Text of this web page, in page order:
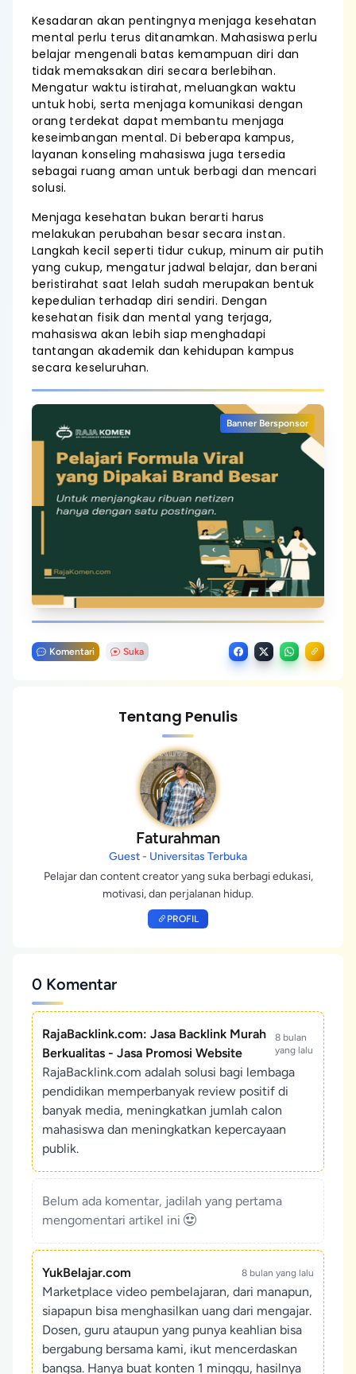
Kesadaran akan pentingnya menjaga kesehatan
mental perlu terus ditanamkan. Mahasiswa perlu
belajar mengenali batas kemampuan diri dan
tidak memaksakan diri secara berlebihan.
Mengatur waktu istirahat, meluangkan waktu
untuk hobi, serta menjaga komunikasi dengan
orang terdekat dapat membantu menjaga
keseimbangan mental. Di beberapa kampus,
layanan konseling mahasiswa juga tersedia
sebagai ruang aman untuk berbagi dan mencari
solusi.
Menjaga kesehatan bukan berarti harus
melakukan perubahan besar secara instan.
Langkah kecil seperti tidur cukup, minum air putih
yang cukup, mengatur jadwal belajar, dan berani
beristirahat saat lelah sudah merupakan bentuk
kepedulian terhadap diri sendiri. Dengan
kesehatan fisik dan mental yang terjaga,
mahasiswa akan lebih siap menghadapi
tantangan akademik dan kehidupan kampus
secara keseluruhan.
Banner Bersponsor
Komentari Suka
Tentang Penulis
Faturahman
Guest - Universitas Terbuka
Pelajar dan content creator yang suka berbagi edukasi,
motivasi, dan perjalanan hidup.
PROFIL
0 Komentar
RajaBacklink.com: Jasa Backlink Murah
Berkualitas - Jasa Promosi Website
8 bulan
yang lalu
RajaBacklink.com adalah solusi bagi lembaga
pendidikan memperbanyak review positif di
banyak media, meningkatkan jumlah calon
mahasiswa dan meningkatkan kepercayaan
publik.
Belum ada komentar, jadilah yang pertama
mengomentari artikel ini
YukBelajar.com 8 bulan yang lalu
Marketplace video pembelajaran, dari manapun,
siapapun bisa menghasilkan uang dari mengajar.
Dosen, guru ataupun yang punya keahlian bisa
bergabung bersama kami, ikut mencerdaskan
bangsa. Hanya buat konten 1 minggu, hasilnya